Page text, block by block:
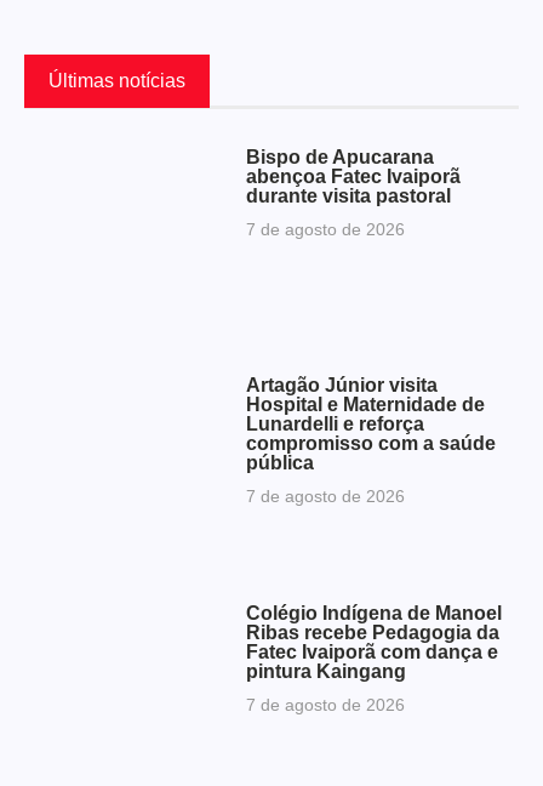
Últimas notícias
Bispo de Apucarana
abençoa Fatec Ivaiporã
durante visita pastoral
7 de agosto de 2026
Artagão Júnior visita
Hospital e Maternidade de
Lunardelli e reforça
compromisso com a saúde
pública
7 de agosto de 2026
Colégio Indígena de Manoel
Ribas recebe Pedagogia da
Fatec Ivaiporã com dança e
pintura Kaingang
7 de agosto de 2026